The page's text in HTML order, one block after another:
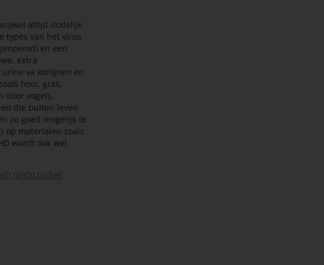
altijd dodelijk
types van het virus
en een
extra
va konijnen en
hooi, gras,
door vogels,
die buiten leven
zo goed mogelijk te
op materialen zoals
wordt ook wel
(VHD) bij het